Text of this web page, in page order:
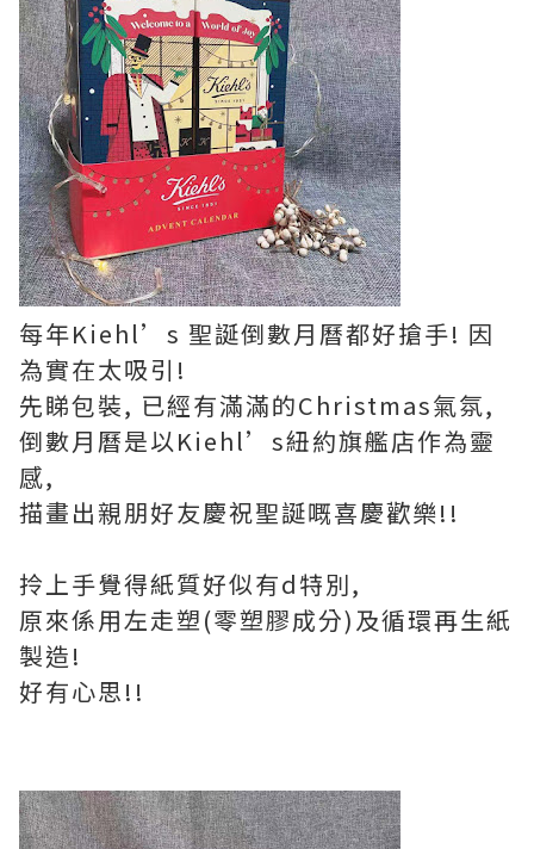
每年Kiehl’s 聖誕倒數月曆都好搶手! 因
為實在太吸引!
先睇包裝, 已經有滿滿的Christmas氣氛,
倒數月曆是以Kiehl’s紐約旗艦店作為靈
感,
描畫出親朋好友慶祝聖誕嘅喜慶歡樂!!
拎上手覺得紙質好似有d特別,
原來係用左走塑(零塑膠成分)及循環再生紙
製造!
好有心思!!